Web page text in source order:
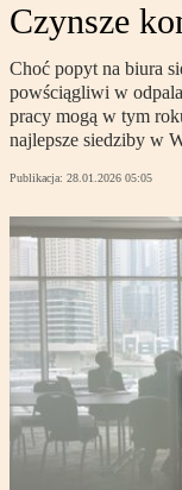
Czynsze
Choć popyt na biura
powściągliwi w
pracy mogą w tym
najlepsze siedziby w
Publikacja: 28.01.2026 05:05